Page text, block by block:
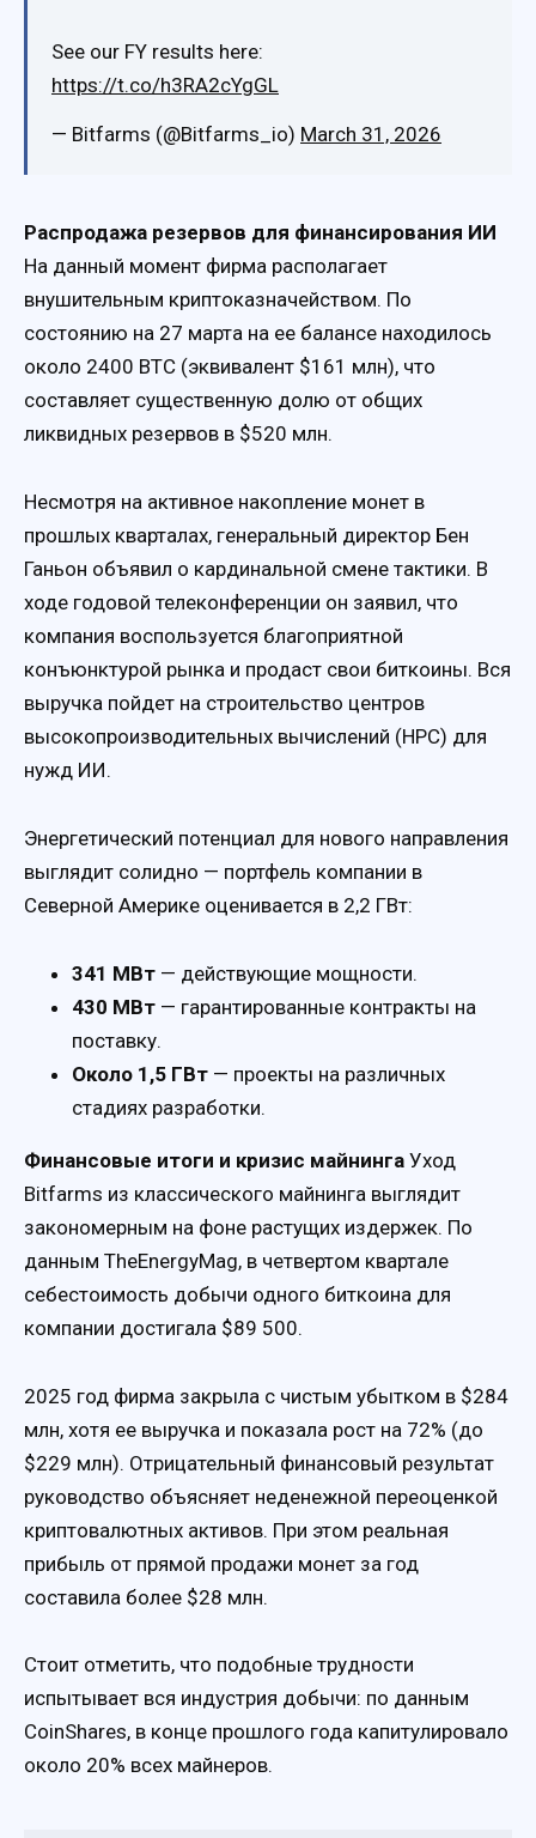
See our FY results here:
https://t.co/h3RA2cYgGL
— Bitfarms (@Bitfarms_io) March 31, 2026
Распродажа резервов для финансирования ИИ
На данный момент фирма располагает
внушительным криптоказначейством. По
состоянию на 27 марта на ее балансе находилось
около 2400 BTC (эквивалент $161 млн), что
составляет существенную долю от общих
ликвидных резервов в $520 млн.
Несмотря на активное накопление монет в
прошлых кварталах, генеральный директор Бен
Ганьон объявил о кардинальной смене тактики. В
ходе годовой телеконференции он заявил, что
компания воспользуется благоприятной
конъюнктурой рынка и продаст свои биткоины. Вся
выручка пойдет на строительство центров
высокопроизводительных вычислений (HPC) для
нужд ИИ.
Энергетический потенциал для нового направления
выглядит солидно — портфель компании в
Северной Америке оценивается в 2,2 ГВт:
341 МВт — действующие мощности.
430 МВт — гарантированные контракты на
поставку.
Около 1,5 ГВт — проекты на различных
стадиях разработки.
Финансовые итоги и кризис майнинга Уход
Bitfarms из классического майнинга выглядит
закономерным на фоне растущих издержек. По
данным TheEnergyMag, в четвертом квартале
себестоимость добычи одного биткоина для
компании достигала $89 500.
2025 год фирма закрыла с чистым убытком в $284
млн, хотя ее выручка и показала рост на 72% (до
$229 млн). Отрицательный финансовый результат
руководство объясняет неденежной переоценкой
криптовалютных активов. При этом реальная
прибыль от прямой продажи монет за год
составила более $28 млн.
Стоит отметить, что подобные трудности
испытывает вся индустрия добычи: по данным
CoinShares, в конце прошлого года капитулировало
около 20% всех майнеров.